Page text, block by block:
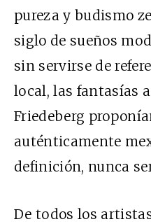
pureza y budismo
siglo de sueños
sin servirse de
local, las fantasías
Friedeberg
auténticamente
definición, nunca
De todos los